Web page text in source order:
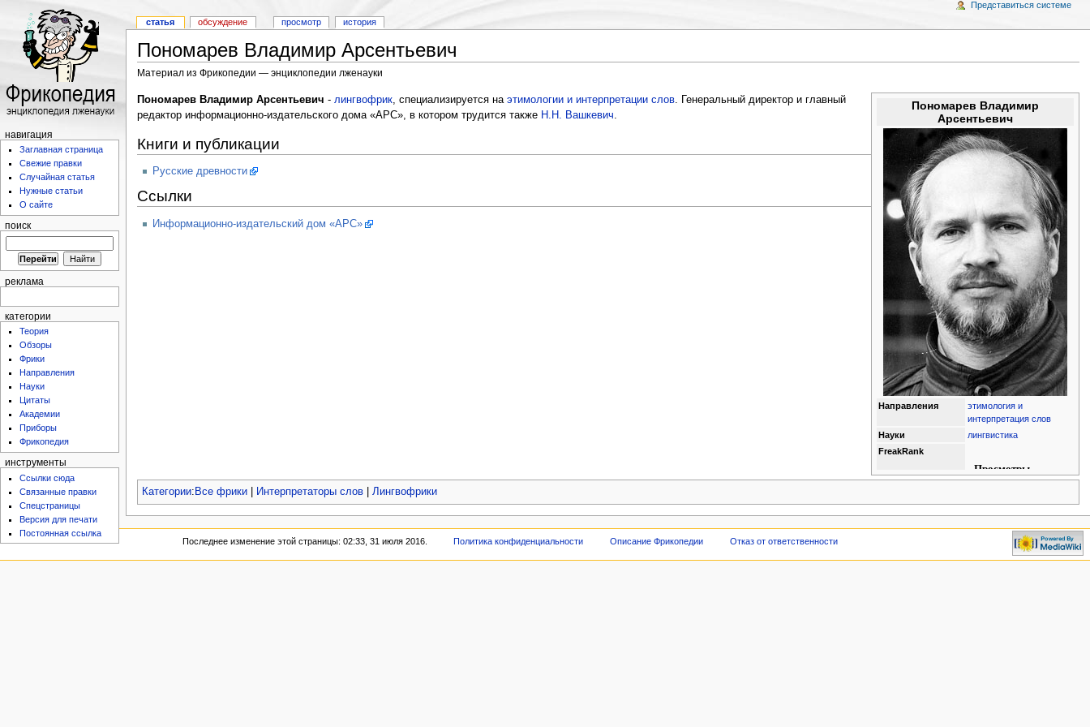
статья обсуждение просмотр история
Представиться системе
навигация
Заглавная страница
Свежие правки
Случайная статья
Нужные статьи
О сайте
поиск
реклама
категории
Теория
Обзоры
Фрики
Направления
Науки
Цитаты
Академии
Приборы
Фрикопедия
инструменты
Ссылки сюда
Связанные правки
Спецстраницы
Версия для печати
Постоянная ссылка
Пономарев Владимир Арсентьевич
Материал из Фрикопедии — энциклопедии лженауки
Пономарев Владимир
Арсентьевич
Направления
этимология и
интерпретация слов
Науки
лингвистика
FreakRank
Пономарев Владимир Арсентьевич - лингвофрик, специализируется на этимологии и интерпретации слов. Генеральный директор и главный
редактор информационно-издательского дома «АРС», в котором трудится также Н.Н. Вашкевич
Книги и публикации
Русские древности
Ссылки
Информационно-издательский дом «АРС»
Категории: Все фрики| Интерпретаторы слов| Лингвофрики
Последнее изменение этой страницы: 02:33, 31 июля 2016. Политика конфиденциальности Описание Фрикопедии Отказ от ответственности